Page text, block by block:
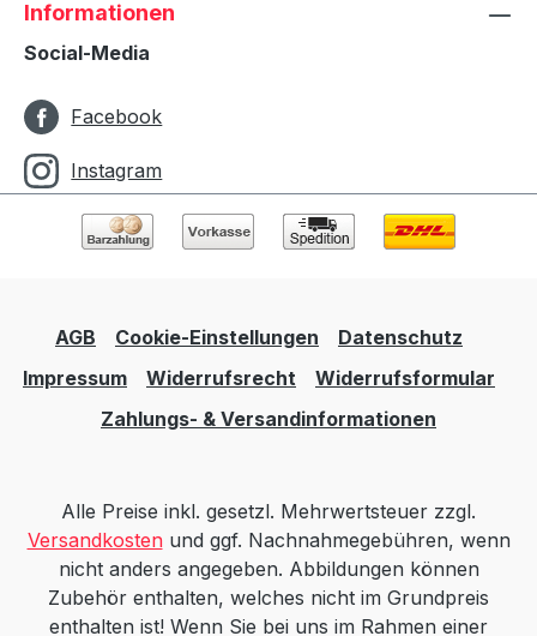
Informationen
Social-Media
Facebook
Instagram
AGB Cookie-Einstellungen
Datenschutz
Impressum
Widerrufsrecht
Widerrufsformular
Zahlungs- & Versandinformationen
Alle Preise inkl. gesetzl. Mehrwertsteuer zzgl.
Versandkostenund ggf. Nachnahmegebühren, wenn
nicht anders angegeben. Abbildungen können
Zubehör enthalten, welches nicht im Grundpreis
enthalten ist! Wenn Sie bei uns im Rahmen einer